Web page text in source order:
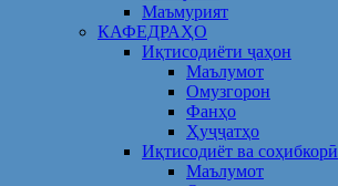
Маъмурият
КАФЕДРАҲО
Иқтисодиёти ҷаҳон
Маълумот
Омузгорон
Фанҳо
Ҳуҷҷатҳо
Иқтисодиёт ва соҳибкорӣ
Маълумот